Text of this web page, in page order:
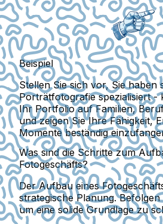
Beispiel
Stellen Sie sich vor, Sie haben
Porträtfotografie spezialisiert -
Ihr Portfolio auf Familien,
und zeigen Sie Ihre Fähigkeit,
Momente beständig
Was sind die Schritte zum
Fotogeschäfts?
Der Aufbau eines
strategische Planung.
um eine solide Grundlage zu